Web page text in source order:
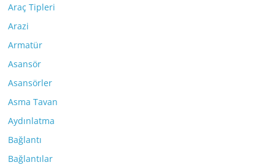
Araç Tipleri
Arazi
Armatür
Asansör
Asansörler
Asma Tavan
Aydınlatma
Bağlantı
Bağlantılar